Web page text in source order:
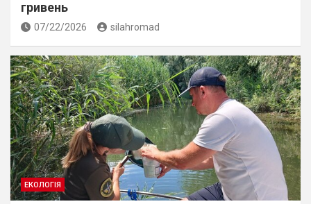
гривень
07/22/2026 silahromad
ЕКОЛОГІЯ